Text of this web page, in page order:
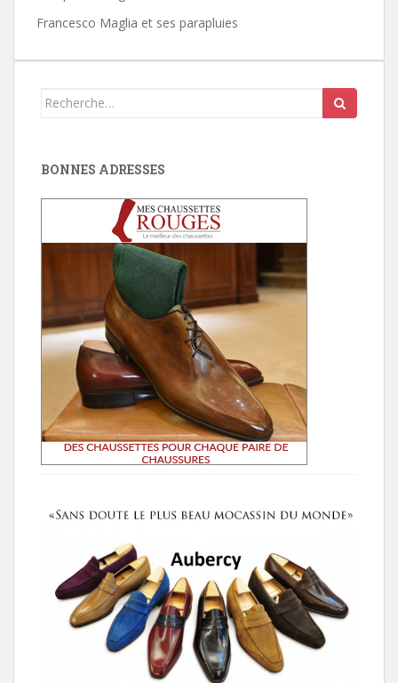
Francesco Maglia et ses parapluies
Search
BONNES ADRESSES